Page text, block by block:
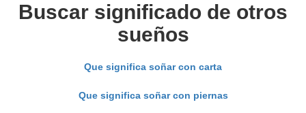
Buscar significado de otros
sueños
Que significa soñar con carta
Que significa soñar con piernas